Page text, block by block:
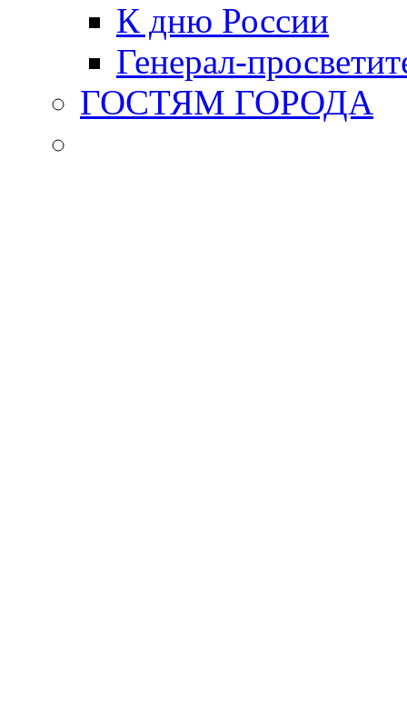
К дню России
Генерал-
ГОСТЯМ ГОРОДА